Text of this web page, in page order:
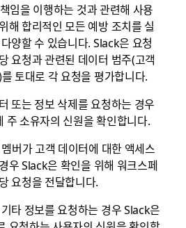
임을 이행하는 것과 관련해 사용
해 합리적인 모든 예방 조치를 실
양할 수 있습니다. Slack은 요청
요청과 관련된 데이터 범주(고객
토대로 각 요청을 평가합니다.
또는 정보 삭제를 요청하는 경우
주 소유자의 신원을 확인합니다.
버가 고객 데이터에 대한 액세스
우 Slack은 확인을 위해 워크스페
요청을 전달합니다.
타 정보를 요청하는 경우 Slack은